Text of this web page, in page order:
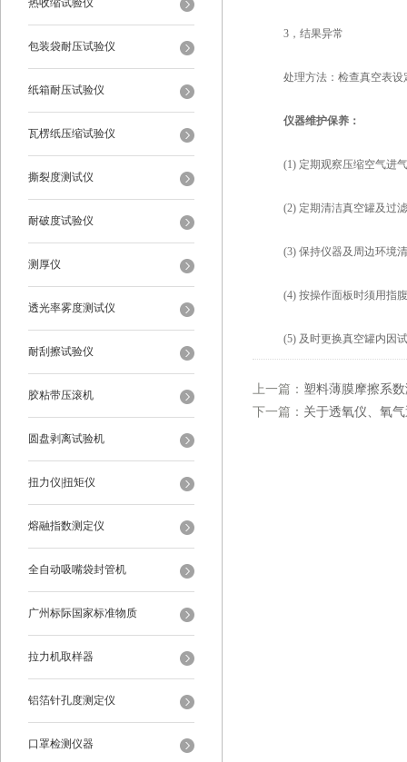
热收缩试验仪
包装袋耐压试验仪
纸箱耐压试验仪
瓦楞纸压缩试验仪
撕裂度测试仪
耐破度试验仪
测厚仪
透光率雾度测试仪
耐刮擦试验仪
胶粘带压滚机
圆盘剥离试验机
扭力仪|扭矩仪
熔融指数测定仪
全自动吸嘴袋封管机
广州标际国家标准物质
拉力机取样器
铝箔针孔度测定仪
口罩检测仪器
3，结果异常
处理方法：检查真空表设
仪器维护保养：
(1) 定期观察压缩空气进气
(2) 定期清洁真空罐及过滤
(3) 保持仪器及周边环境
(4) 按操作面板时须用指腹
(5) 及时更换真空罐内因试
上一篇： 塑料薄膜摩擦系
下一篇： 关于透氧仪、氧